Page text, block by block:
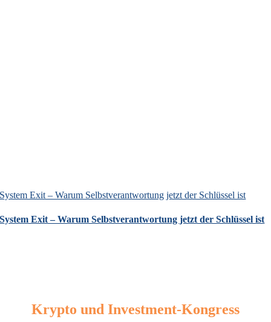
System Exit – Warum Selbstverantwortung jetzt der Schlüssel ist
System Exit – Warum Selbstverantwortung jetzt der Schlüssel ist
Krypto und Investment-Kongress